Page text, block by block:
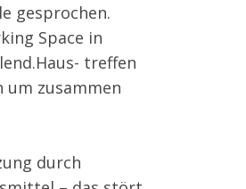
gesprochen.
Space in
treffen
um zusammen
durch